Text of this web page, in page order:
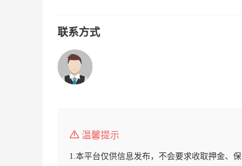
联系方式
温馨提示
1.本平台仅供信息发布，不会要求收取押金、